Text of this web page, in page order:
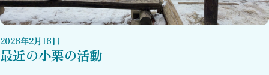
2026年2月16日
最近の小栗の活動